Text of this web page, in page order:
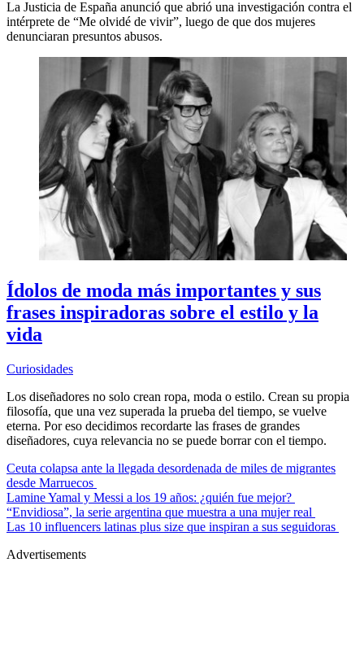
La Justicia de España anunció que abrió una investigación contra el
intérprete de “Me olvidé de vivir”, luego de que dos mujeres
denunciaran presuntos abusos.
Ídolos de moda más importantes y sus
frases inspiradoras sobre el estilo y la
vida
Curiosidades
Los diseñadores no solo crean ropa, moda o estilo. Crean su propia
filosofía, que una vez superada la prueba del tiempo, se vuelve
eterna. Por eso decidimos recordarte las frases de grandes
diseñadores, cuya relevancia no se puede borrar con el tiempo.
Ceuta colapsa ante la llegada desordenada de miles de migrantes
desde Marruecos
Lamine Yamal y Messi a los 19 años: ¿quién fue mejor?
“Envidiosa”, la serie argentina que muestra a una mujer real
Las 10 influencers latinas plus size que inspiran a sus seguidoras
Advertisements